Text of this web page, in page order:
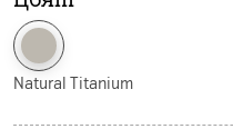
Natural Titanium